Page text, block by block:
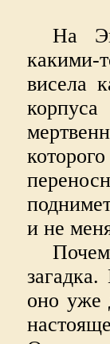
На
висела
и не
оно уже